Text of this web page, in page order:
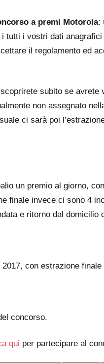
a premi Motorola:
tutti i vostri dati
il regolamento ed
subito se avrete
non assegnato
ci sarà poi
un premio al giorno,
finale invece ci sono 4
e ritorno dal domicilio
con estrazione
concorso.
qui per partecipare al